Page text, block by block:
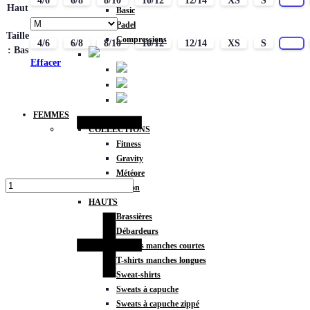
Basic
Padel
Compressions
FEMMES
COLLECTIONS
Fitness
Gravity
Météore
Action
HAUTS
Brassières
Débardeurs
T-shirts manches courtes
T-shirts manches longues
Sweat-shirts
Sweats à capuche
Sweats à capuche zippé
Haut
Taille
: Bas
4/6 6/8 8/10 10/12 12/14 XS S
Effacer